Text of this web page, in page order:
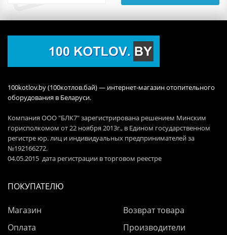
100kotlov.by (100котлов.бай) — интернет-магазин отопительного
оборудования в Беларуси.
Компания ООО "БЛК7" зарегистрирована решением Минским
горисполкомом от 22 ноября 2013г., в Едином государственном
регистре юр. лиц и индивидуальных предпринимателей за
№192166272.
04.05.2015 дата регистрации в торговом реестре
ПОКУПАТЕЛЮ
Магазин
Оплата
Возврат товара
Производители